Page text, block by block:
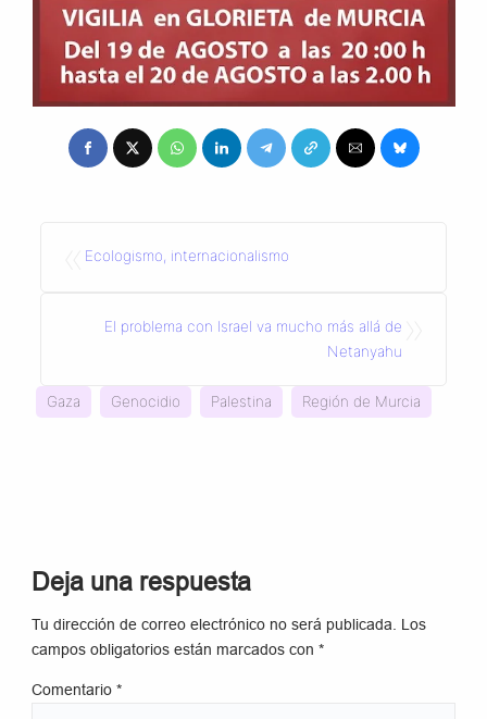
Ecologismo, internacionalismo
El problema con Israel va mucho más allá de
Netanyahu
Gaza Genocidio Palestina Región de Murcia
Deja una respuesta
Tu dirección de correo electrónico no será publicada. Los
campos obligatorios están marcados con*
Comentario*